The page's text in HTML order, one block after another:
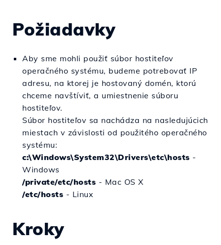
Požiadavky
Aby sme mohli použiť súbor hostiteľov
operačného systému, budeme potrebovať IP
adresu, na ktorej je hostovaný domén, ktorú
chceme navštíviť, a umiestnenie súboru
hostiteľov.
Súbor hostiteľov sa nachádza na nasledujúcich
miestach v závislosti od použitého operačného
systému:
c:\Windows\System32\Drivers\etc\hosts -
Windows
/private/etc/hosts - Mac OS X
/etc/hosts - Linux
Kroky